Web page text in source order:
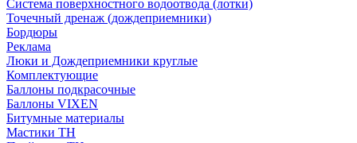
Система поверхностного водоотвода (лотки)
Точечный дренаж (дождеприемники)
Бордюры
Рекламa
Люки и Дождеприемники круглые
Комплектующие
Баллоны подкрасочные
Баллоны VIXEN
Битумные материалы
Мастики ТН